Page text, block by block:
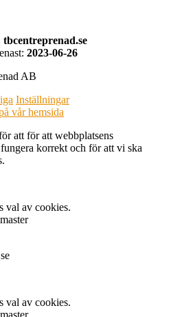
tbcentreprenad.se
2023-06-26
AB
Inställningar
vår hemsida
att för att webbplatsens
korrekt och för att vi ska
val av cookies.
val av cookies.